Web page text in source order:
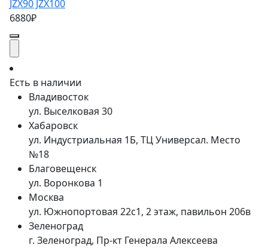
JZX90 JZX100
6880₽
Есть в наличии
Владивосток
ул. Выселковая 30
Хабаровск
ул. Индустриальная 1Б, ТЦ Универсал. Место
№18
Благовещенск
ул. Воронкова 1
Москва
ул. Южнопортовая 22с1, 2 этаж, павильон 206в
Зеленоград
г. Зеленоград, Пр-кт Генерала Алексеева